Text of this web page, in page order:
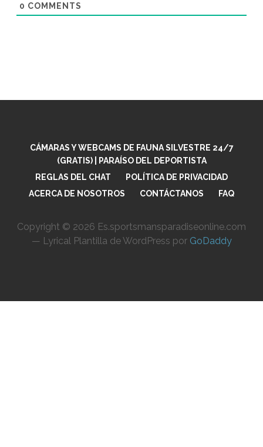
0 COMMENTS
CÁMARAS Y WEBCAMS DE FAUNA SILVESTRE 24/7
(GRATIS) | PARAÍSO DEL DEPORTISTA
REGLAS DEL CHAT
POLÍTICA DE PRIVACIDAD
ACERCA DE NOSOTROS
CONTÁCTANOS FAQ
Copyright © 2026 Es.sportsmansparadiseonline.com
— Lyrical Plantilla de WordPress por GoDaddy